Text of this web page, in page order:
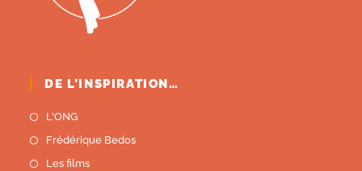
DE L’INSPIRATION…
L'ONG
Frédérique Bedos
Les films